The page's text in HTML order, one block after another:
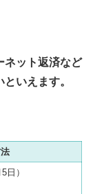
ネット返済など
いえます。
日）